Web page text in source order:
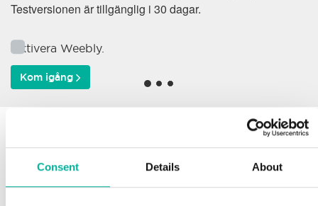
Consent Details About
Testversionen är tillgänglig i 30 dagar.
Aktivera Weebly.
Kom igång
Varför väljer våra kunder
oss?